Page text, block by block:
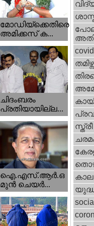
മോഡിയ്ക്കെതിരെ
അമിക്കസ് ക...
ചിദംബരം
പ്രതിയായില്ല...
ഐ.എസ്.ആര്‍.ഒ
മുന്‍ ചെയര്‍...